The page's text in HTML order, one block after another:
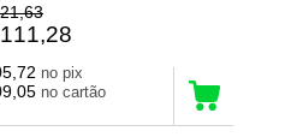
no pix
no cartão